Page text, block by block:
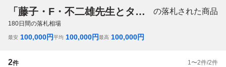
「藤子・F・不二雄先生とタイムマシンで何処までも！」 の落札された商品
180日間の落札相場
最安 100,000円平均 100,000円最高 100,000円
2件 1 〜2件/2件